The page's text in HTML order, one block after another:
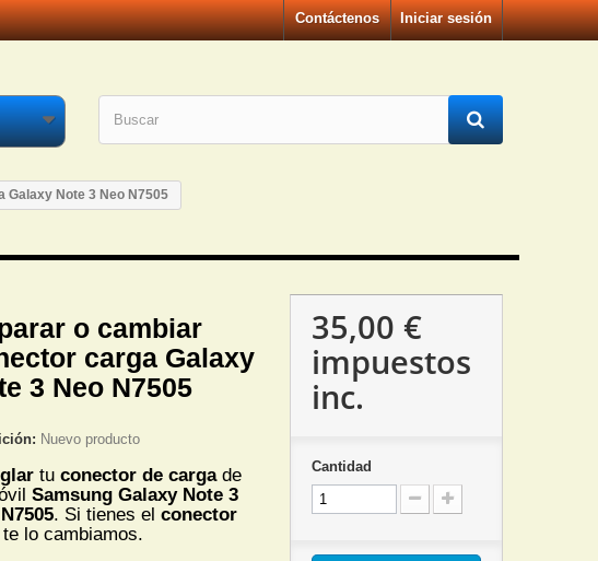
Iniciar sesión
Contáctenos
Galaxy Note 3 Neo N7505
o cambiar
carga Galaxy
3 Neo N7505
Nuevo producto
tu conector de carga de
Samsung Galaxy Note 3
. Si tienes el conector
te lo cambiamos.
35,00 €
impuestos
inc.
Cantidad